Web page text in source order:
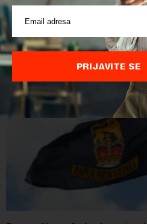
ekonomskih i poreskih zakona
usklađivanje domaćeg
Evropske unije i ispunjavaju
PRIJAVITE SE